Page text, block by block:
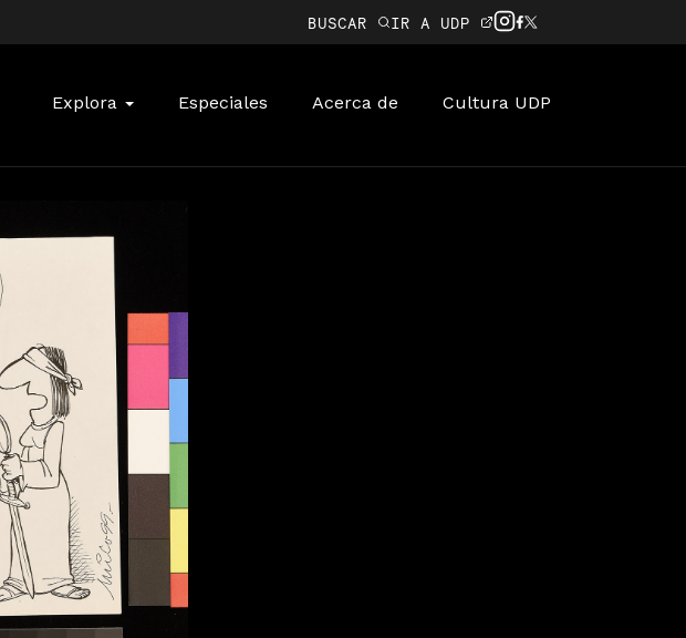
BUSCAR IR A UDP
Explora Especiales Acerca de Cultura UDP